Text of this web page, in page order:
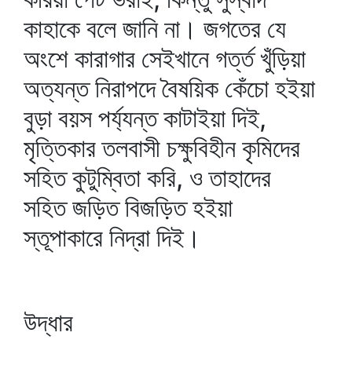
কাহাকে বলে জানি না। জগতের যে
অংশে কারাগার সেইখানে গর্ত্ত খুঁড়িয়া
অত্যন্ত নিরাপদে বৈষয়িক কেঁচো হইয়া
বুড়া বয়স পর্য্যন্ত কাটাইয়া দিই,
মৃত্তিকার তলবাসী চক্ষুবিহীন কৃমিদের
সহিত কুটুম্বিতা করি, ও তাহাদের
সহিত জড়িত বিজড়িত হইয়া
স্তূপাকারে নিদ্রা দিই।
উদ্ধার